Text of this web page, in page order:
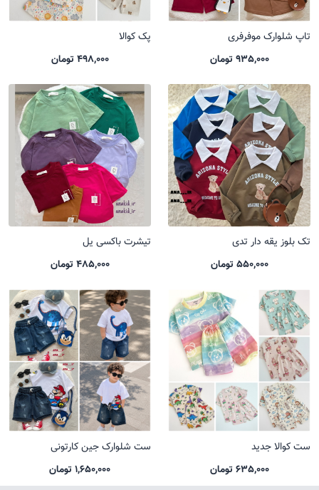
تاپ شلوارک موفرفری
935,000 تومان
پک کوالا
498,000 تومان
تک بلوز یقه دار تدی
550,000 تومان
تیشرت باکسی یل
485,000 تومان
ست کوالا جدید
635,000 تومان
ست شلوارک جین کارتونی
1,650,000 تومان